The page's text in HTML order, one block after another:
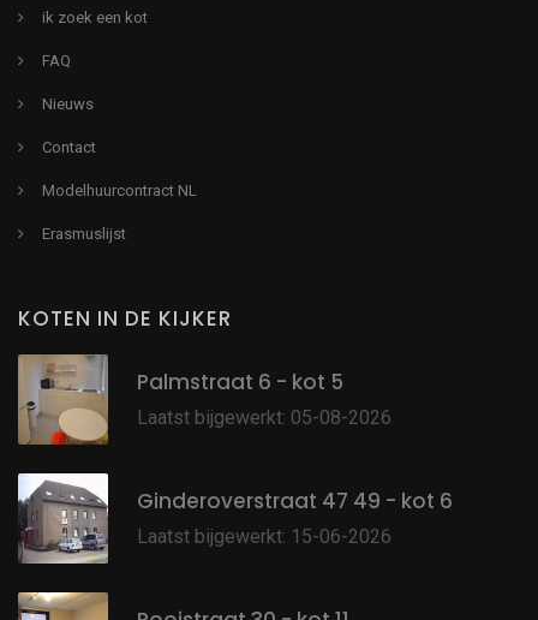
ik zoek een kot
FAQ
Nieuws
Contact
Modelhuurcontract NL
Erasmuslijst
KOTEN IN DE KIJKER
Palmstraat 6 - kot 5
Laatst bijgewerkt: 05-08-2026
Ginderoverstraat 47 49 - kot 6
Laatst bijgewerkt: 15-06-2026